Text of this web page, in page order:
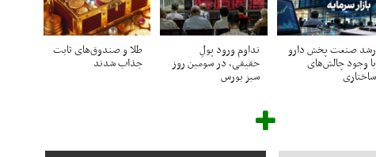
رشد صنعت پخش دارو
با وجود چالش‌های
ساختاری
تداوم ورود پولِ
حقیقی، در سومین روز
سبز بورس
طلا و صندوق‌های ثابت
جذاب شدند